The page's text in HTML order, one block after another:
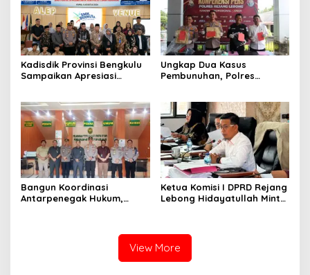
Kadisdik Provinsi Bengkulu
Sampaikan Apresiasi
Kepahiang Bagikan 215
Sepatu Dan Baju Gratis
Ungkap Dua Kasus
Pembunuhan, Polres
Tersangka
Bangun Koordinasi
Antarpenegak Hukum,
Ketua Komisi I DPRD Rejang
Lebong Hidayatullah Minta
View More